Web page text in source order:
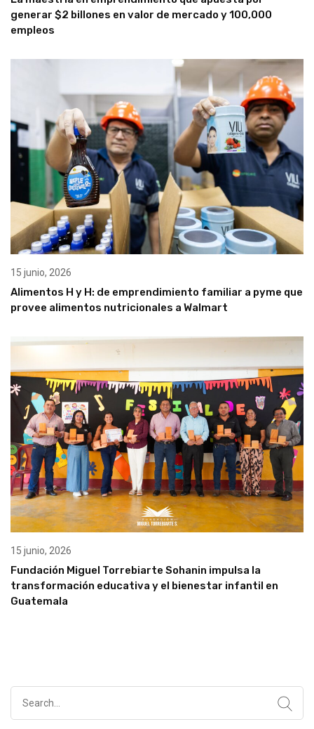
generar $2 billones en valor de mercado y 100,000
empleos
15 junio, 2026
Alimentos H y H: de emprendimiento familiar a pyme que
provee alimentos nutricionales a Walmart
15 junio, 2026
Fundación Miguel Torrebiarte Sohanin impulsa la
transformación educativa y el bienestar infantil en
Guatemala